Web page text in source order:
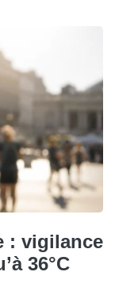
: vigilance
36°C